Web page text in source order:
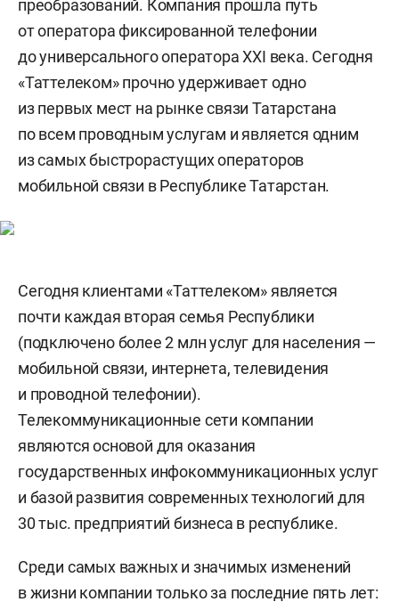
преобразований. Компания прошла путь
от оператора фиксированной телефонии
до универсального оператора XXI века. Сегодня
«Таттелеком» прочно удерживает одно
из первых мест на рынке связи Татарстана
по всем проводным услугам и является одним
из самых быстрорастущих операторов
мобильной связи в Республике Татарстан.
Сегодня клиентами «Таттелеком» является
почти каждая вторая семья Республики
(подключено более 2 млн услуг для населения —
мобильной связи, интернета, телевидения
и проводной телефонии).
Телекоммуникационные сети компании
являются основой для оказания
государственных инфокоммуникационных услуг
и базой развития современных технологий для
30 тыс. предприятий бизнеса в республике.
Среди самых важных и значимых изменений
в жизни компании только за последние пять лет: